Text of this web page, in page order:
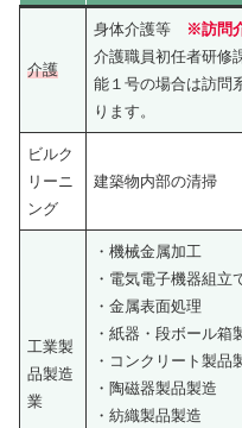
介護
身体介護等
※訪問
介護職員初任者研修
能１号の場合は訪問
ります。
ビルク
リーニ
ング
建築物内部の清掃
工業製
品製造
業
・機械金属加工
・電気電子機器組立
・金属表面処理
・紙器・段ボール箱
・コンクリート製品
・陶磁器製品製造
・紡織製品製造